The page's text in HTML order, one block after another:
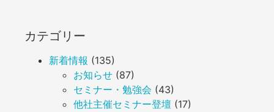
カテゴリー
新着情報 (135)
お知らせ (87)
セミナー・勉強会 (43)
他社主催セミナー登壇 (17)